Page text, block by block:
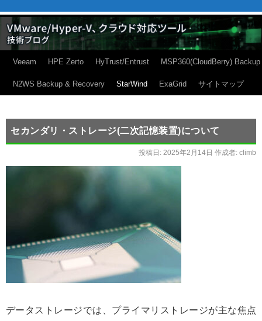
Veeam HPE Zerto HyTrust/Entrust MSP360(CloudBerry) Backup
N2WS Backup & Recovery StarWind ExaGrid サイトマップ
セカンダリ・ストレージ(二次記憶装置)について
投稿日: 2025年2月14日 作成者: climb
データストレージでは、プライマリストレージが主な焦点